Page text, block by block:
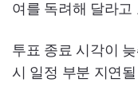
여를 독려해 달라고
투표 종료 시각이
시 일정 부분 지연